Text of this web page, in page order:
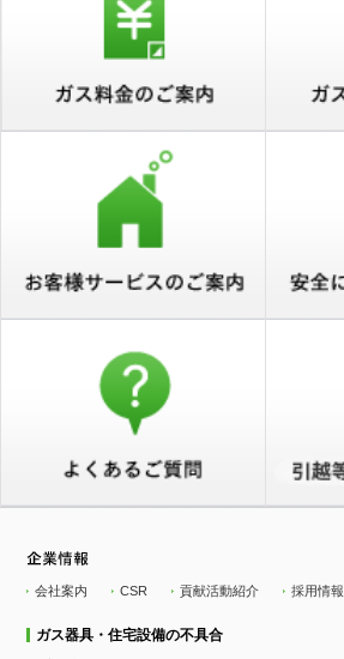
会社案内 CSR 貢献活動紹介 採用情報
ガス器具・住宅設備の不具合